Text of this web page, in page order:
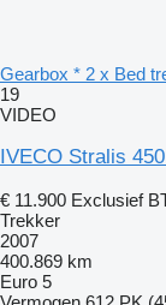
Gearbox * 2 x Bed
19
VIDEO
IVECO Stralis
€ 11.900 Exclusief
Trekker
2007
400.869 km
Euro 5